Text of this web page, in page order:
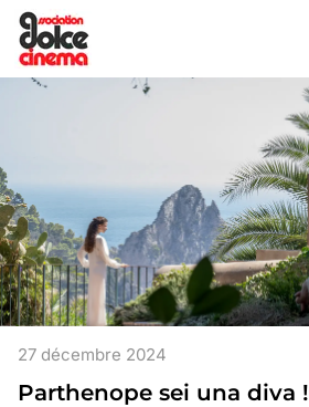
27 décembre 2024
Parthenope sei una diva !